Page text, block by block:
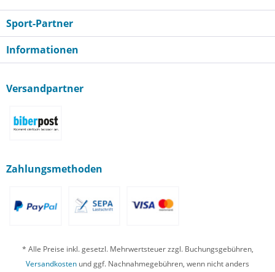
Sport-Partner
Informationen
Versandpartner
Zahlungsmethoden
* Alle Preise inkl. gesetzl. Mehrwertsteuer zzgl. Buchungsgebühren,
Versandkosten und ggf. Nachnahmegebühren, wenn nicht anders